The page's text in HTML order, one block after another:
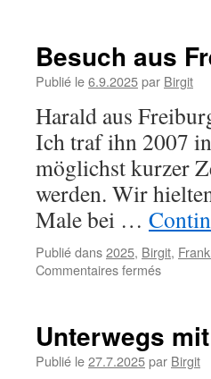
Besuch aus
Publié le6.9.2025par Birgit
Harald aus
Ich traf ihn 2007
möglichst kurzer
werden. Wir
Male bei …
Publié dans2025, Birgit,
Commentaires ferméssur
Unterwegs
Publié le27.7.2025par Birgit